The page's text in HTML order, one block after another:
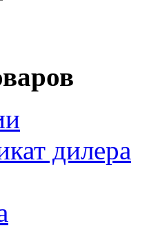
дилера